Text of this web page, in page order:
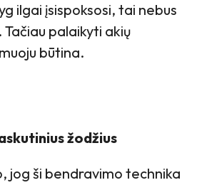
ilgai įsispoksosi, tai nebus
palaikyti akių
būtina.
žodžius
jog ši bendravimo technika